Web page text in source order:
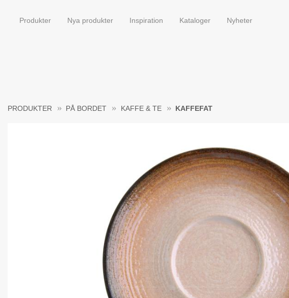
Produkter Nya produkter Inspiration Kataloger Nyheter
PRODUKTER PÅ BORDET KAFFE & TE KAFFEFAT